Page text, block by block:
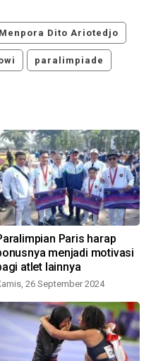
Menpora Dito Ariotedjo
paralimpiade
Paris harap
menjadi motivasi
atlet lainnya
26 September 2024